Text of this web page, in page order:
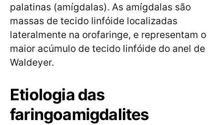
palatinas (amígdalas). As amígdalas são
massas de tecido linfóide localizadas
lateralmente na orofaringe, e representam o
maior acúmulo de tecido linfóide do anel de
Waldeyer.
Etiologia das
faringoamigdalites